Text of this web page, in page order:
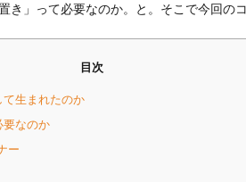
き」って必要なのか。と。そこで今回の
目次
生まれたのか
なのか
ー